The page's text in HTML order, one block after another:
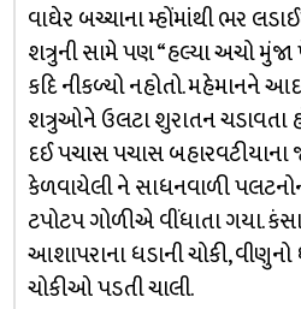
વાઘેર બચ્ચાના મ્હોંમાંથી ભર
શત્રુની સામે પણ “હલ્યા અચો
કદિ નીકળ્યો નહોતો. મહેમાનને
શત્રુઓને ઉલટા શુરાતન ચડાવતા
દઈ પચાસ પચાસ
કેળવાયેલી ને સાધનવાળી
ટપોટપ ગોળીએ વીંધાતા ગયા.
આશાપરાના ધડાની ચોકી,
ચોકીઓ પડતી ચાલી.